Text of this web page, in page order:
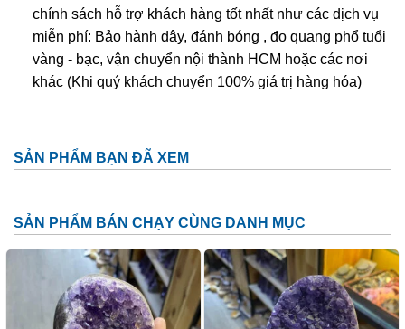
ra vật liệu tổng hợp này nhưng khó mà tạo ra được với số
lượng lớn để cung cấp cho thị trường.
Đặc tính:
chính sách hỗ trợ khách hàng tốt nhất như các dịch vụ
miễn phí: Bảo hành dây, đánh bóng , đo quang phổ tuổi
vàng - bạc, vận chuyển nội thành HCM hoặc các nơi
khác (Khi quý khách chuyển 100% giá trị hàng hóa)
SẢN PHẨM BẠN ĐÃ XEM
SẢN PHẨM BÁN CHẠY CÙNG DANH MỤC